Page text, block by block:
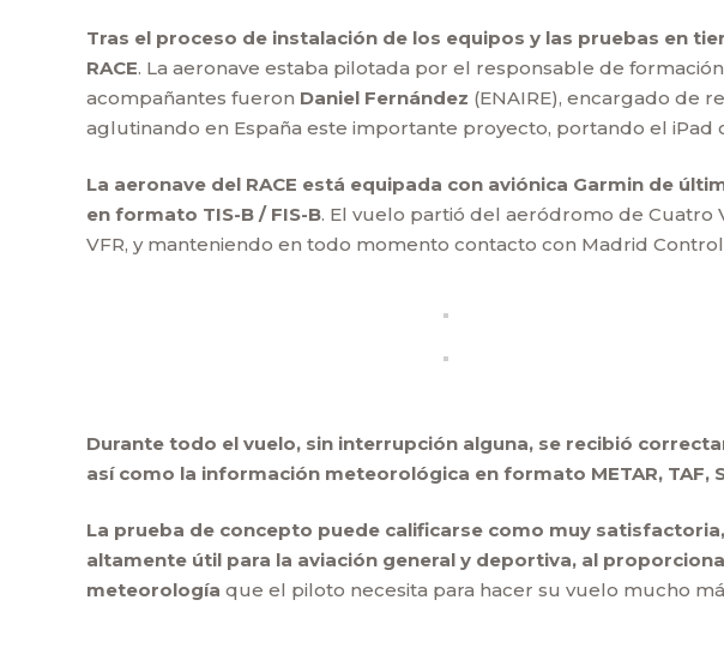
Tras el proceso de instalación de los equipos y las pruebas en
RACE. La aeronave estaba pilotada por el responsable de
acompañantes fueron Daniel Fernández (ENAIRE), encargado de
aglutinando en España este importante proyecto, portando el iPad
La aeronave del RACE está equipada con aviónica Garmin de
en formato TIS-B / FIS-B. El vuelo partió del aeródromo de
VFR, y manteniendo en todo momento contacto con Madrid
Durante todo el vuelo, sin interrupción alguna, se recibió
así como la información meteorológica en formato METAR, TAF,
La prueba de concepto puede calificarse como muy
altamente útil para la aviación general y deportiva, al
meteorología que el piloto necesita para hacer su vuelo mucho